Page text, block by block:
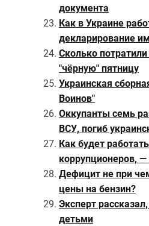
документа
Как в Украине
декларирование
Сколько
"чёрную" пятницу
Украинская
Воинов"
Оккупанты семь
ВСУ, погиб
Как будет
коррупционеров, —
Дефицит не при
цены на бензин?
Эксперт
детьми